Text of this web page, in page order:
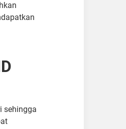
sehingga